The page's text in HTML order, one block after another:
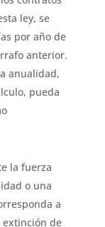
ley, se
por año de
anterior.
anualidad,
pueda
la fuerza
o una
a
extinción de